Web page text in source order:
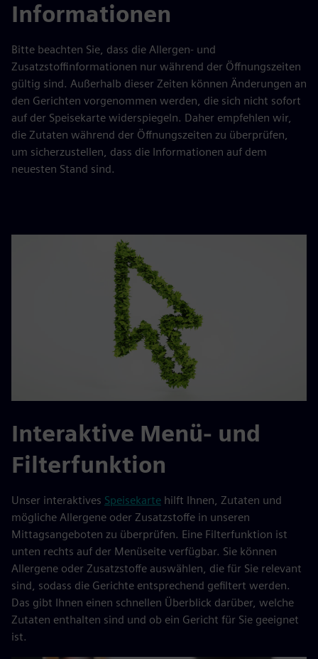
Informationen
Bitte beachten Sie, dass die Allergen- und
Zusatzstoffinformationen nur während der Öffnungszeiten
gültig sind. Außerhalb dieser Zeiten können Änderungen an
den Gerichten vorgenommen werden, die sich nicht sofort
auf der Speisekarte widerspiegeln. Daher empfehlen wir,
die Zutaten während der Öffnungszeiten zu überprüfen,
um sicherzustellen, dass die Informationen auf dem
neuesten Stand sind.
Interaktive Menü- und
Filterfunktion
Unser interaktives Speisekarte hilft Ihnen, Zutaten und
mögliche Allergene oder Zusatzstoffe in unseren
Mittagsangeboten zu überprüfen. Eine Filterfunktion ist
unten rechts auf der Menüseite verfügbar. Sie können
Allergene oder Zusatzstoffe auswählen, die für Sie relevant
sind, sodass die Gerichte entsprechend gefiltert werden.
Das gibt Ihnen einen schnellen Überblick darüber, welche
Zutaten enthalten sind und ob ein Gericht für Sie geeignet
ist.